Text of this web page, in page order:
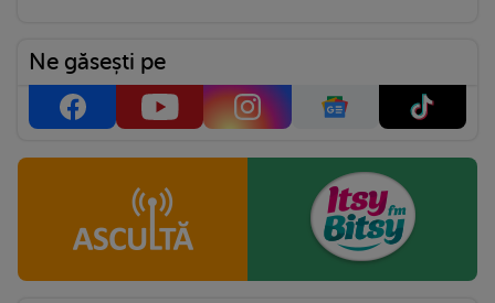
Ne găsești pe